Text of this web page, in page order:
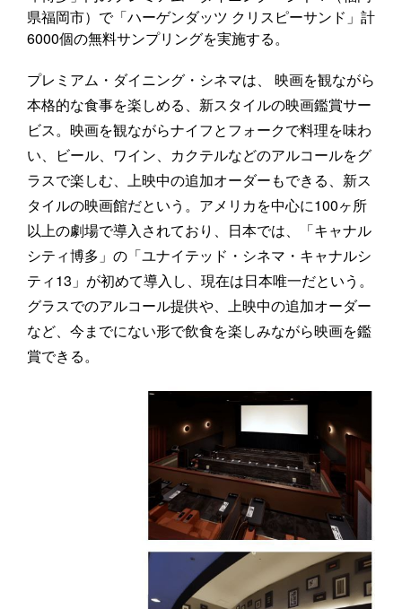
県福岡市）で「ハーゲンダッツ クリスピーサンド」計
6000個の無料サンプリングを実施する。
プレミアム・ダイニング・シネマは、 映画を観ながら
本格的な食事を楽しめる、新スタイルの映画鑑賞サー
ビス。映画を観ながらナイフとフォークで料理を味わ
い、ビール、ワイン、カクテルなどのアルコールをグ
ラスで楽しむ、上映中の追加オーダーもできる、新ス
タイルの映画館だという。アメリカを中心に100ヶ所
以上の劇場で導入されており、日本では、「キャナル
シティ博多」の「ユナイテッド・シネマ・キャナルシ
ティ13」が初めて導入し、現在は日本唯一だという。
グラスでのアルコール提供や、上映中の追加オーダー
など、今までにない形で飲食を楽しみながら映画を鑑
賞できる。